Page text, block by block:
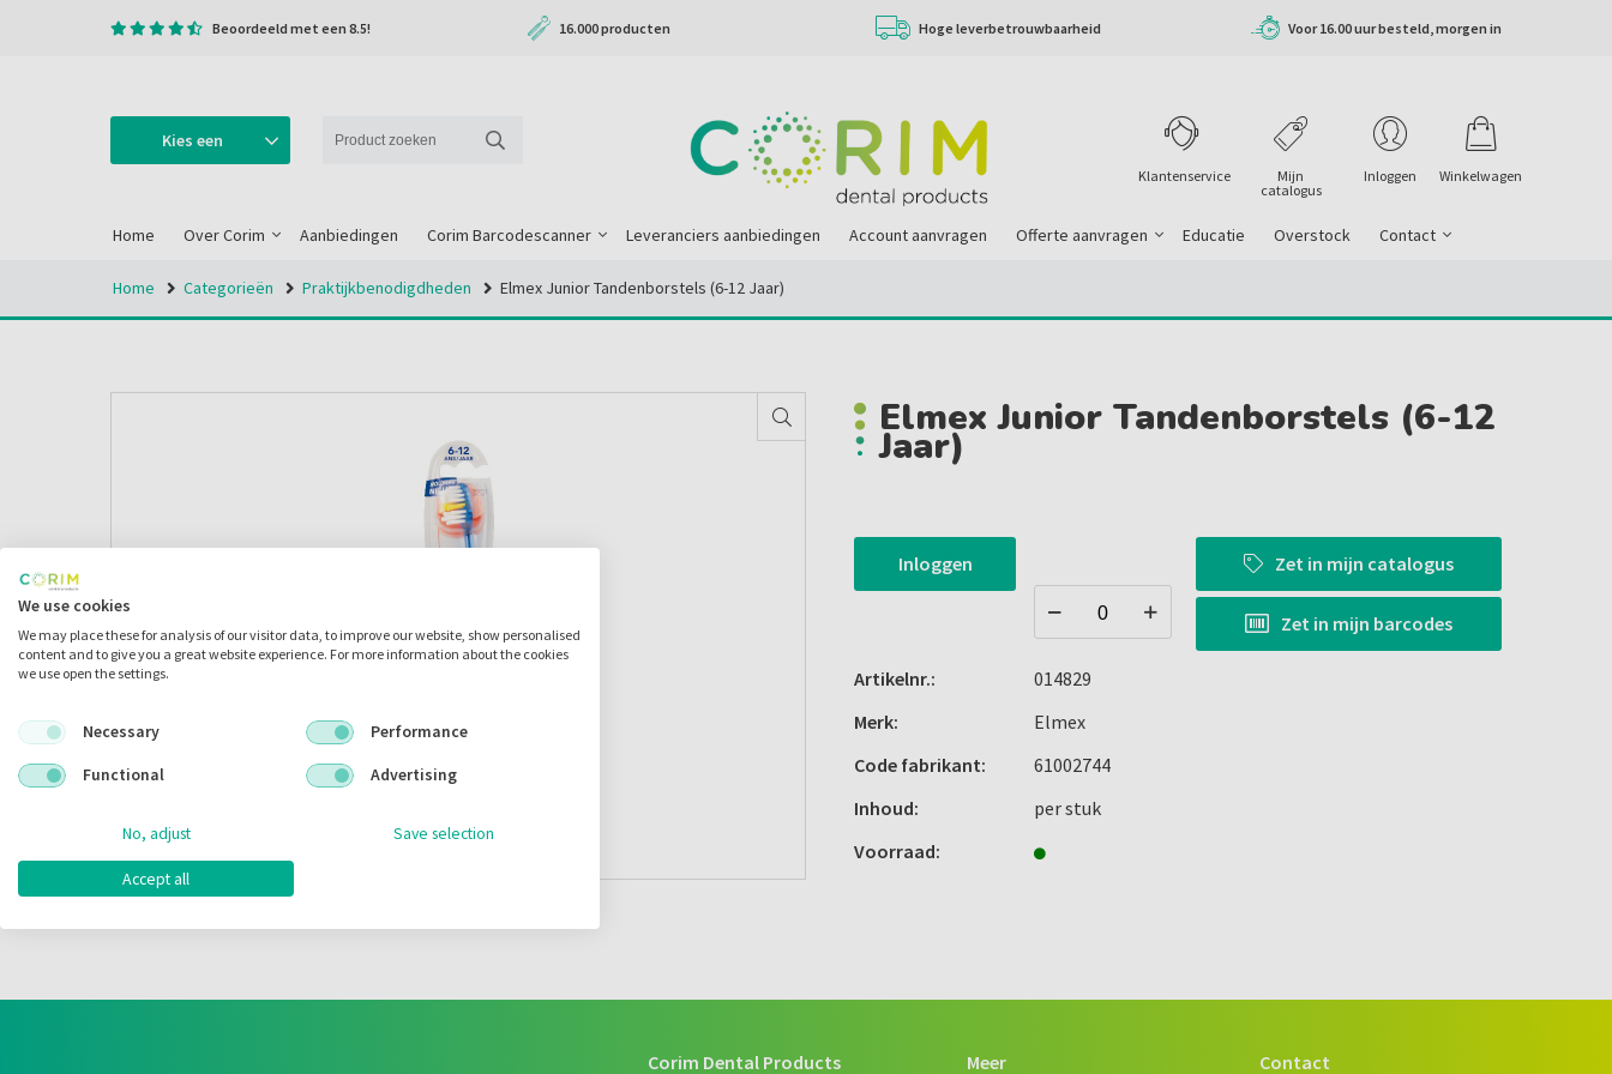
Beoordeeld met een 8.5! 16.000 producten Hoge leverbetrouwbaarheid Voor 16.00 uur besteld, morgen in
Kies een
Winkelwagen
Inloggen
Mijn
catalogus
Klantenservice
Home Over Corim Aanbiedingen Corim Barcodescanner Leveranciers aanbiedingen Account aanvragen Offerte aanvragen Educatie Overstock Contact
Home Categorieën Praktijkbenodigdheden Elmex Junior Tandenborstels (6-12 Jaar)
Elmex Junior Tandenborstels (6-12
Jaar)
Inloggen Zet in mijn catalogus
Zet in mijn barcodes
Artikelnr.:
014829
Merk:
Elmex
Code fabrikant:
61002744
Inhoud:
per stuk
Voorraad:
Corim Dental Products Meer Contact
We use cookies
We may place these for analysis of our visitor data, to improve our website, show personalised
content and to give you a great website experience. For more information about the cookies
we use open the settings.
Necessary
Performance
Functional
Advertising
No, adjust Save selection
Accept all